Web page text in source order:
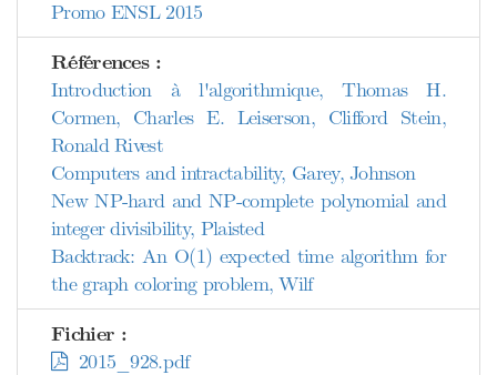
Promo ENSL 2015
Références :
Introduction à l'algorithmique, Thomas H.
Cormen, Charles E. Leiserson, Clifford Stein,
Ronald Rivest
Computers and intractability, Garey, Johnson
New NP-hard and NP-complete polynomial and
integer divisibility, Plaisted
Backtrack: An O(1) expected time algorithm for
the graph coloring problem, Wilf
Fichier :
2015_928.pdf